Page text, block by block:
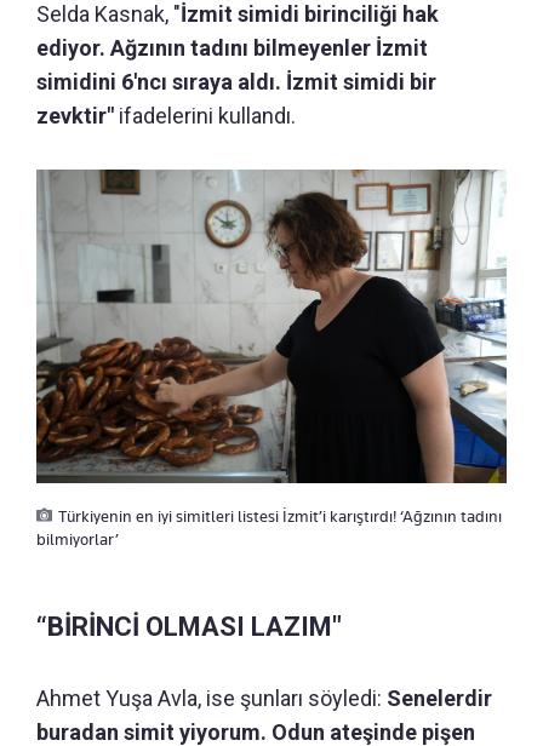
Selda Kasnak, "İzmit simidi birinciliği hak
ediyor. Ağzının tadını bilmeyenler İzmit
simidini 6'ncı sıraya aldı. İzmit simidi bir
zevktir" ifadelerini kullandı.
Türkiyenin en iyi simitleri listesi İzmit’i karıştırdı! ‘Ağzının tadını
bilmiyorlar’
“BİRİNCİ OLMASI LAZIM"
Ahmet Yuşa Avla, ise şunları söyledi: Senelerdir
buradan simit yiyorum. Odun ateşinde pişen